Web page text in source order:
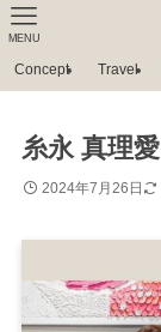
MENU
Concept Travel
糸永 真理愛
2024年7月26日